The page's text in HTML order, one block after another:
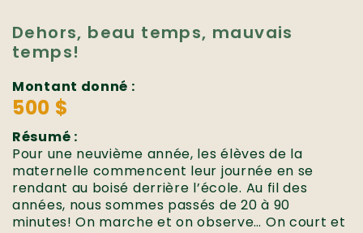
Dehors, beau temps, mauvais
temps!
Montant donné :
500 $
Résumé :
Pour une neuvième année, les élèves de la
maternelle commencent leur journée en se
rendant au boisé derrière l’école. Au fil des
années, nous sommes passés de 20 à 90
minutes! On marche et on observe… On court et